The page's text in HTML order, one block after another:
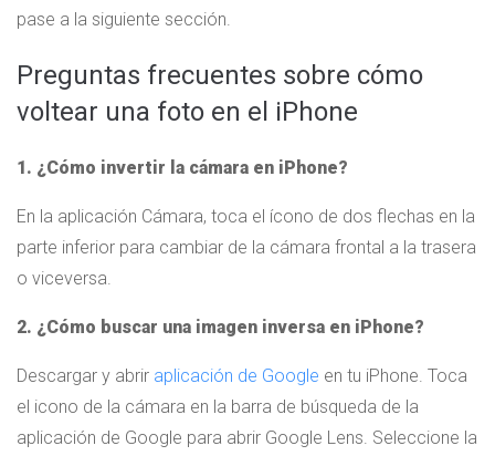
pase a la siguiente sección.
Preguntas frecuentes sobre cómo
voltear una foto en el iPhone
1. ¿Cómo invertir la cámara en iPhone?
En la aplicación Cámara, toca el ícono de dos flechas en la
parte inferior para cambiar de la cámara frontal a la trasera
o viceversa.
2. ¿Cómo buscar una imagen inversa en iPhone?
Descargar y abrir aplicación de Google en tu iPhone. Toca
el icono de la cámara en la barra de búsqueda de la
aplicación de Google para abrir Google Lens. Seleccione la